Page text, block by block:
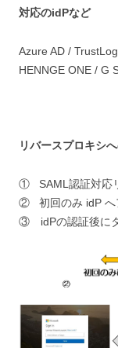
対応のidPなど
Azure AD /
HENNGE ONE / G
リバースプロキシ
① SAML認証対応
② 初回のみ idP へ
③ idPの認証後に